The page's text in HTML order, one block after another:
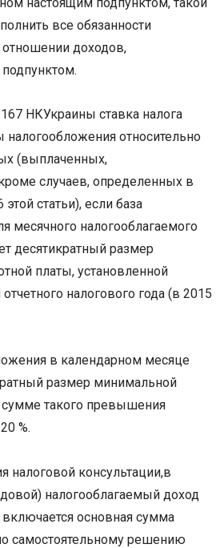
все обязанности
отношении доходов,
167 НКУкраины ставка налога
налогообложения относительно
(выплаченных,
случаев, определенных в
статьи), если база
месячного налогооблагаемого
десятикратный размер
платы, установленной
налогового года (в 2015
в календарном месяце
размер минимальной
сумме такого превышения
%.
налоговой консультации,в
налогооблагаемый доход
основная сумма
самостоятельному решению